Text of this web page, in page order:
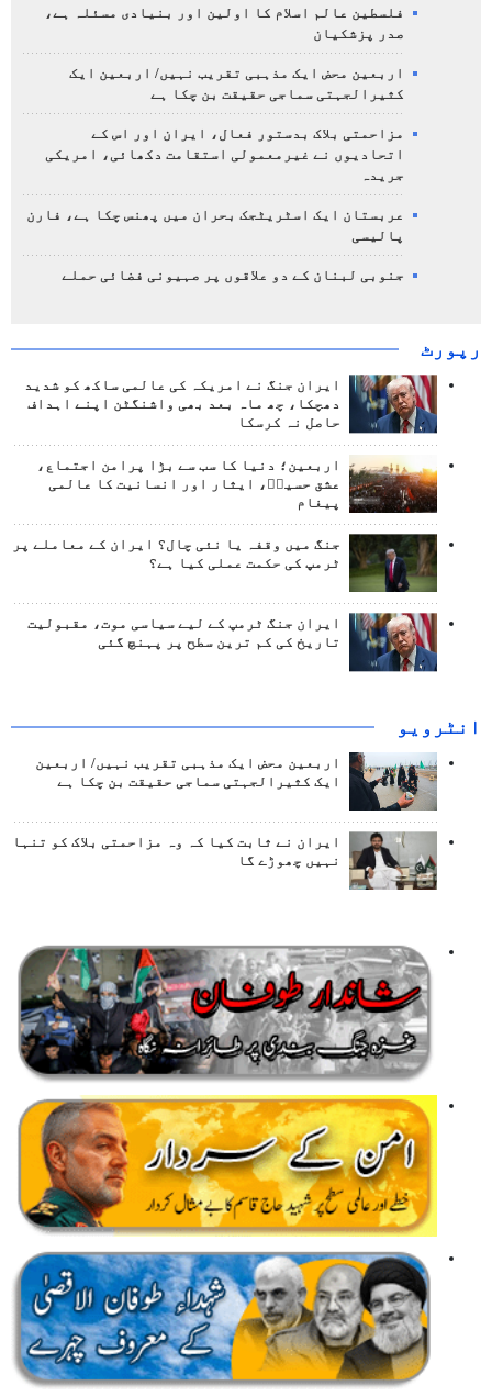
فلسطین عالم اسلام کا اولین اور بنیادی مسئلہ ہے،
صدر پزشکیان
اربعین محض ایک مذہبی تقریب نہیں/ اربعین ایک
کثیرالجہتی سماجی حقیقت بن چکا ہے
مزاحمتی بلاک بدستور فعال، ایران اور اس کے
اتحادیوں نے غیرمعمولی استقامت دکھائی، امریکی
جریدہ
عربستان ایک اسٹریٹجک بحران میں پھنس چکا ہے، فارن
پالیسی
جنوبی لبنان کے دو علاقوں پر صہیونی فضائی حملے
رپورٹ
ایران جنگ نے امریکہ کی عالمی ساکھ کو شدید
دھچکا، چھ ماہ بعد بھی واشنگٹن اپنے اہداف
حاصل نہ کرسکا
اربعین؛ دنیا کا سب سے بڑا پرامن اجتماع،
عشق حسینؑ، ایثار اور انسانیت کا عالمی
پیغام
جنگ میں وقفہ یا نئی چال؟ ایران کے معاملے پر
ٹرمپ کی حکمت عملی کیا ہے؟
ایران جنگ ٹرمپ کے لیے سیاسی موت، مقبولیت
تاریخ کی کم ترین سطح پر پہنچ گئی
انٹرويو
اربعین محض ایک مذہبی تقریب نہیں/ اربعین
ایک کثیرالجہتی سماجی حقیقت بن چکا ہے
ایران نے ثابت کیا کہ وہ مزاحمتی بلاک کو تنہا
نہیں چھوڑے گا